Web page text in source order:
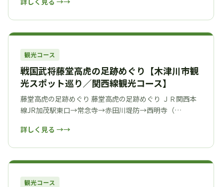
観光コース
戦国武将藤堂高虎の足跡めぐり【木津川市観
光スポット巡り／関西線観光コース】
藤堂高虎の足跡めぐり 藤堂高虎の足跡めぐり ＪＲ関西本
線JR加茂駅東口→常念寺→赤田川堤防→西明寺（…
詳しく見る →
観光コース